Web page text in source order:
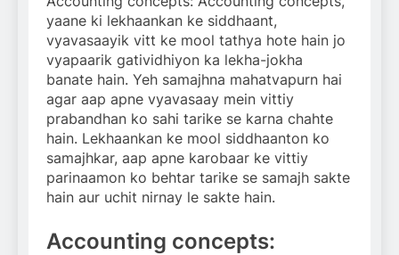
yaane ki lekhaankan ke siddhaant,
vyavasaayik vitt ke mool tathya hote hain jo
vyapaarik gatividhiyon ka lekha-jokha
banate hain. Yeh samajhna mahatvapurn hai
agar aap apne vyavasaay mein vittiy
prabandhan ko sahi tarike se karna chahte
hain. Lekhaankan ke mool siddhaanton ko
samajhkar, aap apne karobaar ke vittiy
parinaamon ko behtar tarike se samajh sakte
hain aur uchit nirnay le sakte hain.
Accounting concepts: